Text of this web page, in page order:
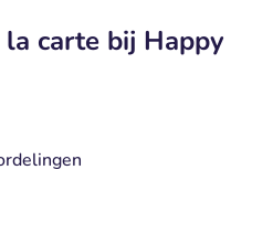
carte bij Happy